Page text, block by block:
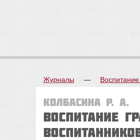
Журналы —
Колбасина Р. А.
Воспитание